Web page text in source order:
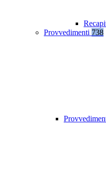
Provvedimenti 738